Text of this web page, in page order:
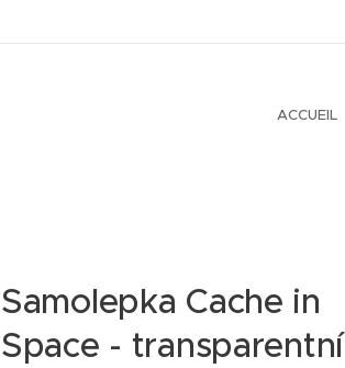
ACCUEIL
Samolepka Cache in
Space - transparentní